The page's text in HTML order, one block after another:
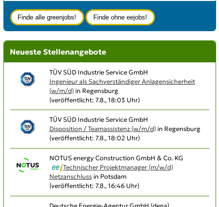
Neueste Stellenangebote
TÜV SÜD Industrie Service GmbH
Ingenieur als Sachverständiger Anlagensicherheit
(w/m/d)in Regensburg
(veröffentlicht: 7.8., 18:03 Uhr)
TÜV SÜD Industrie Service GmbH
Disposition / Teamassistenz (w/m/d)in Regensburg
(veröffentlicht: 7.8., 18:02 Uhr)
NOTUS energy Construction GmbH & Co. KG
Technischer Projektmanager (m/w/d)
Netzanschlussin Potsdam
(veröffentlicht: 7.8., 16:46 Uhr)